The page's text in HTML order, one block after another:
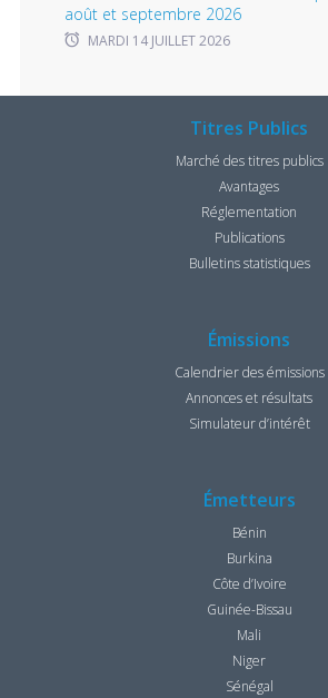
août et septembre 2026
MARDI 14 JUILLET 2026
Titres Publics
Marché des titres publics
Avantages
Réglementation
Publications
Bulletins statistiques
Émissions
Calendrier des émissions
Annonces et résultats
Simulateur d’intérêt
Émetteurs
Bénin
Burkina
Côte d’Ivoire
Guinée-Bissau
Mali
Niger
Sénégal